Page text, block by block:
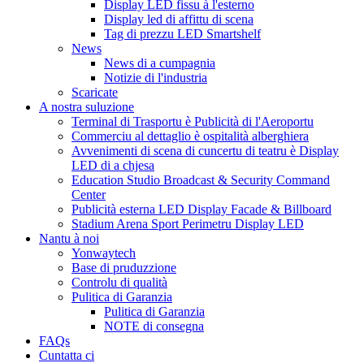
Display LED fissu à l'esterno
Display led di affittu di scena
Tag di prezzu LED Smartshelf
News
News di a cumpagnia
Notizie di l'industria
Scaricate
A nostra suluzione
Terminal di Trasportu è Publicità di l'Aeroportu
Commerciu al dettaglio è ospitalità alberghiera
Avvenimenti di scena di cuncertu di teatru è Display
LED di a chjesa
Education Studio Broadcast & Security Command
Center
Publicità esterna LED Display Facade & Billboard
Stadium Arena Sport Perimetru Display LED
Nantu à noi
Yonwaytech
Base di pruduzzione
Controlu di qualità
Pulitica di Garanzia
Pulitica di Garanzia
NOTE di consegna
FAQs
Cuntatta ci